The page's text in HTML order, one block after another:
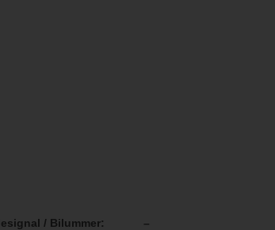
/ Bilummer –